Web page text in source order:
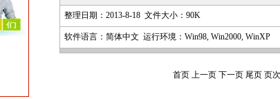
整理日期：2013-8-18 文件大小：90K
软件语言：简体中文 运行环境：Win98, Win2000, WinXP
首页 上一页 下一页 尾页 页次